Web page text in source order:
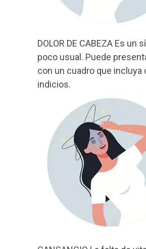
DOLOR DE CABEZA Es un
poco usual. Puede
con un cuadro que incluya
indicios.